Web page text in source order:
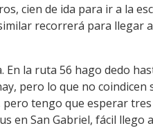
cien de ida para ir a la
recorrerá para llegar
la ruta 56 hago dedo
pero lo que no
tengo que esperar tres
San Gabriel, fácil llego a